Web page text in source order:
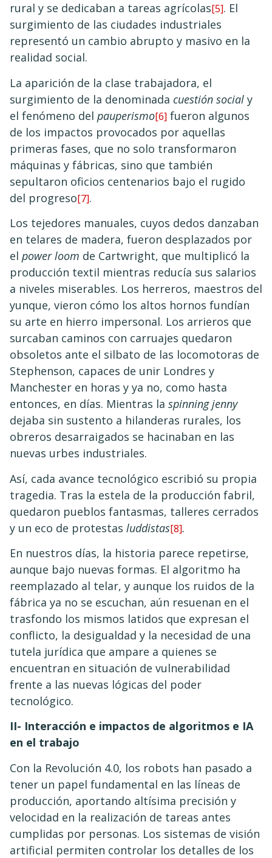
rural y se dedicaban a tareas agrícolas[5]. El
surgimiento de las ciudades industriales
representó un cambio abrupto y masivo en la
realidad social.
La aparición de la clase trabajadora, el
surgimiento de la denominada cuestión social y
el fenómeno del pauperismo[6] fueron algunos
de los impactos provocados por aquellas
primeras fases, que no solo transformaron
máquinas y fábricas, sino que también
sepultaron oficios centenarios bajo el rugido
del progreso[7].
Los tejedores manuales, cuyos dedos danzaban
en telares de madera, fueron desplazados por
el power loom de Cartwright, que multiplicó la
producción textil mientras reducía sus salarios
a niveles miserables. Los herreros, maestros del
yunque, vieron cómo los altos hornos fundían
su arte en hierro impersonal. Los arrieros que
surcaban caminos con carruajes quedaron
obsoletos ante el silbato de las locomotoras de
Stephenson, capaces de unir Londres y
Manchester en horas y ya no, como hasta
entonces, en días. Mientras la spinning jenny
dejaba sin sustento a hilanderas rurales, los
obreros desarraigados se hacinaban en las
nuevas urbes industriales.
Así, cada avance tecnológico escribió su propia
tragedia. Tras la estela de la producción fabril,
quedaron pueblos fantasmas, talleres cerrados
y un eco de protestas luddistas[8].
En nuestros días, la historia parece repetirse,
aunque bajo nuevas formas. El algoritmo ha
reemplazado al telar, y aunque los ruidos de la
fábrica ya no se escuchan, aún resuenan en el
trasfondo los mismos latidos que expresan el
conflicto, la desigualdad y la necesidad de una
tutela jurídica que ampare a quienes se
encuentran en situación de vulnerabilidad
frente a las nuevas lógicas del poder
tecnológico.
II- Interacción e impactos de algoritmos e IA
en el trabajo
Con la Revolución 4.0, los robots han pasado a
tener un papel fundamental en las líneas de
producción, aportando altísima precisión y
velocidad en la realización de tareas antes
cumplidas por personas. Los sistemas de visión
artificial permiten controlar los detalles de los